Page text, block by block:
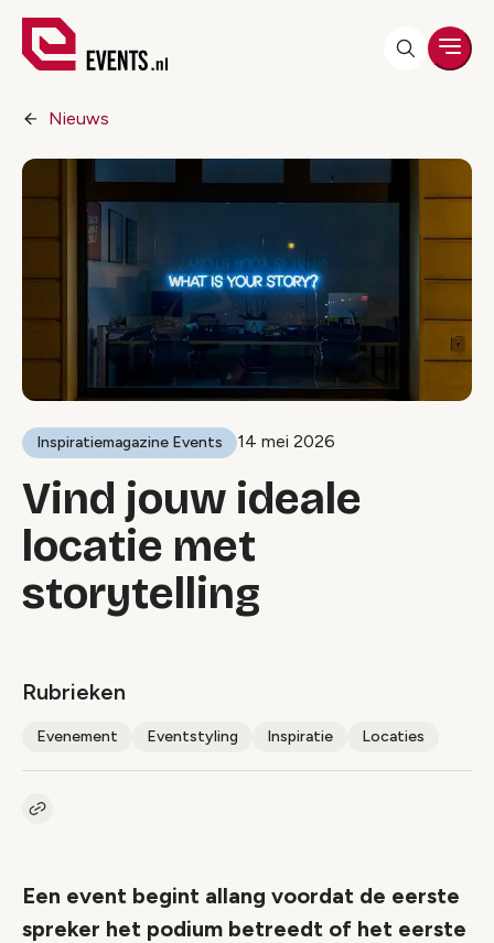
Nieuws
Inspiratiemagazine Events 14 mei 2026
Vind jouw ideale
locatie met
storytelling
Rubrieken
Evenement Eventstyling Inspiratie Locaties
Kopieer link naar artikel
Een event begint allang voordat de eerste
spreker het podium betreedt of het eerste